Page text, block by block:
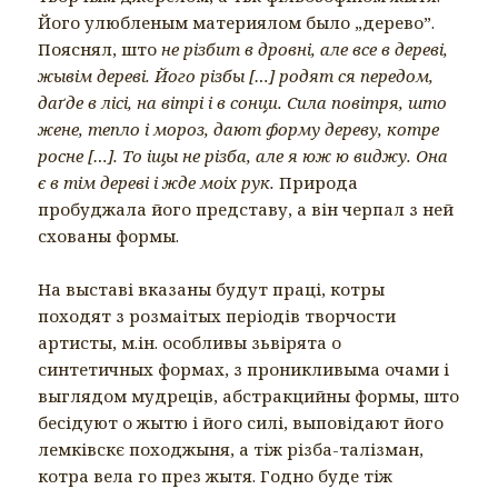
Його улюбленым материялом было „дерево”.
Пояснял, штоне різбит в дровні, але все в дереві,
жывім дереві. Його різбы […] родят ся передом,
даґде в лісі, на вітрі і в сонци. Сила повітря, што
жене, тепло і мороз, дают форму дереву, котре
росне […]. То іщы не різба, але я юж ю виджу. Она
є в тім дереві і жде моіх рук. Природа
пробуджала його представу, а він черпал з ней
схованы формы.
На выставі вказаны будут праці, котры
походят з розмаітых періодів творчости
артисты, м.ін. особливы зьвірята о
синтетичных формах, з проникливыма очами і
выглядом мудреців, абстракцийны формы, што
бесідуют о жытю і його силі, выповідают його
лемківскє походжыня, а тіж різба-талізман,
котра вела го през жытя. Годно буде тіж